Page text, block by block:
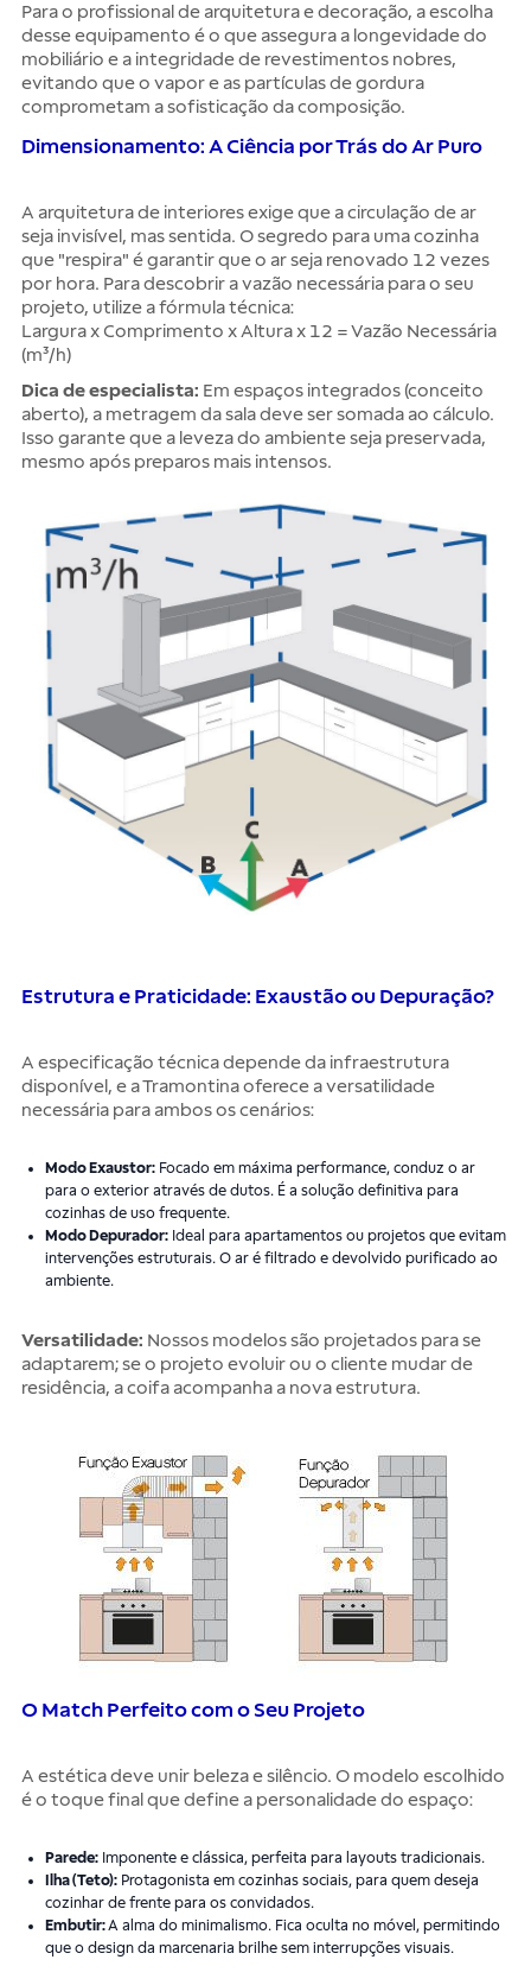
Para o profissional de arquitetura e decoração, a escolha
desse equipamento é o que assegura a longevidade do
mobiliário e a integridade de revestimentos nobres,
evitando que o vapor e as partículas de gordura
comprometam a sofisticação da composição.
Dimensionamento: A Ciência por Trás do Ar Puro
A arquitetura de interiores exige que a circulação de ar
seja invisível, mas sentida. O segredo para uma cozinha
que "respira" é garantir que o ar seja renovado 12 vezes
por hora. Para descobrir a vazão necessária para o seu
projeto, utilize a fórmula técnica:
Largura x Comprimento x Altura x 12 = Vazão Necessária
(m³/h)
Dica de especialista: Em espaços integrados (conceito
aberto), a metragem da sala deve ser somada ao cálculo.
Isso garante que a leveza do ambiente seja preservada,
mesmo após preparos mais intensos.
Estrutura e Praticidade: Exaustão ou Depuração?
A especificação técnica depende da infraestrutura
disponível, e a Tramontina oferece a versatilidade
necessária para ambos os cenários:
Modo Exaustor: Focado em máxima performance, conduz o ar
para o exterior através de dutos. É a solução definitiva para
cozinhas de uso frequente.
Modo Depurador: Ideal para apartamentos ou projetos que evitam
intervenções estruturais. O ar é filtrado e devolvido purificado ao
ambiente.
Versatilidade: Nossos modelos são projetados para se
adaptarem; se o projeto evoluir ou o cliente mudar de
residência, a coifa acompanha a nova estrutura.
O Match Perfeito com o Seu Projeto
A estética deve unir beleza e silêncio. O modelo escolhido
é o toque final que define a personalidade do espaço:
Parede: Imponente e clássica, perfeita para layouts tradicionais.
Ilha (Teto): Protagonista em cozinhas sociais, para quem deseja
cozinhar de frente para os convidados.
Embutir:A alma do minimalismo. Fica oculta no móvel, permitindo
que o design da marcenaria brilhe sem interrupções visuais.